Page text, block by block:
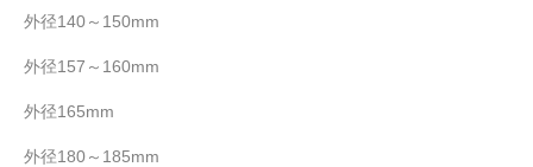
外径140～150mm
外径157～160mm
外径165mm
外径180～185mm